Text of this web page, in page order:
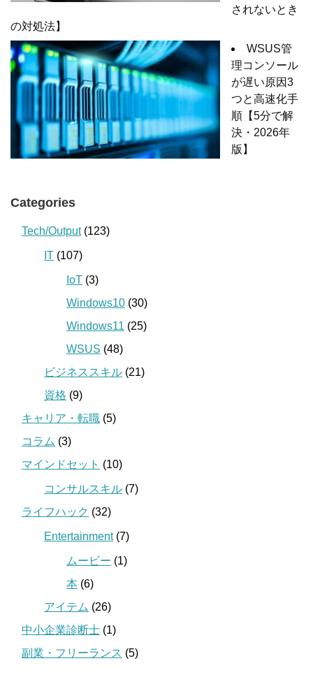
されないとき
の対処法】
WSUS管
理コンソール
が遅い原因3
つと高速化手
順【5分で解
決・2026年
版】
Categories
Tech/Output(123)
IT (107)
IoT (3)
Windows10 (30)
Windows11 (25)
WSUS (48)
ビジネススキル (21)
資格 (9)
キャリア・転職 (5)
コラム (3)
マインドセット (10)
コンサルスキル (7)
ライフハック (32)
Entertainment(7)
ムービー (1)
本 (6)
アイテム (26)
中小企業診断士 (1)
副業・フリーランス (5)